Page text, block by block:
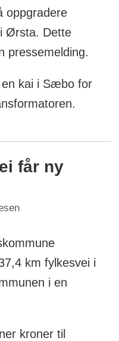
oppgradere
Ørsta. Dette
pressemelding.
kai i Sæbo for
får ny
km fylkesvei i
i en
kroner til